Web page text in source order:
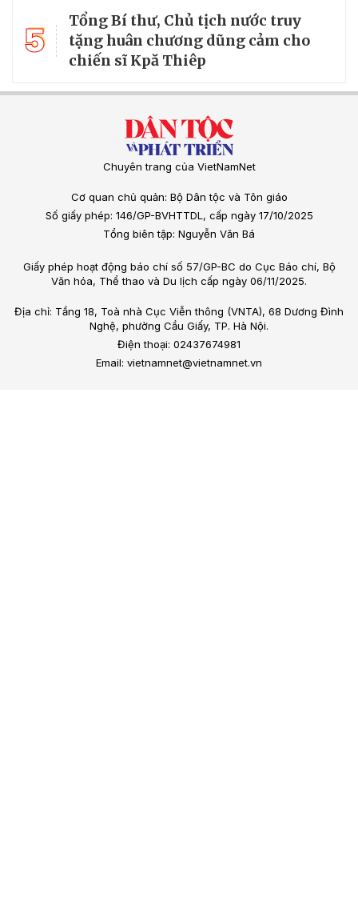
5
Tổng Bí thư, Chủ tịch nước truy
tặng huân chương dũng cảm cho
chiến sĩ Kpă Thiêp
Chuyên trang của VietNamNet
Cơ quan chủ quản: Bộ Dân tộc và Tôn giáo
Số giấy phép: 146/GP-BVHTTDL, cấp ngày 17/10/2025
Tổng biên tập: Nguyễn Văn Bá
Giấy phép hoạt động báo chí số 57/GP-BC do Cục Báo chí, Bộ
Văn hóa, Thể thao và Du lịch cấp ngày 06/11/2025.
Địa chỉ: Tầng 18, Toà nhà Cục Viễn thông (VNTA), 68 Dương Đình
Nghệ, phường Cầu Giấy, TP. Hà Nội.
Điện thoại: 02437674981
Email: vietnamnet@vietnamnet.vn